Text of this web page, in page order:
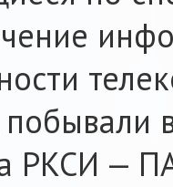
побывали
РКСИ —